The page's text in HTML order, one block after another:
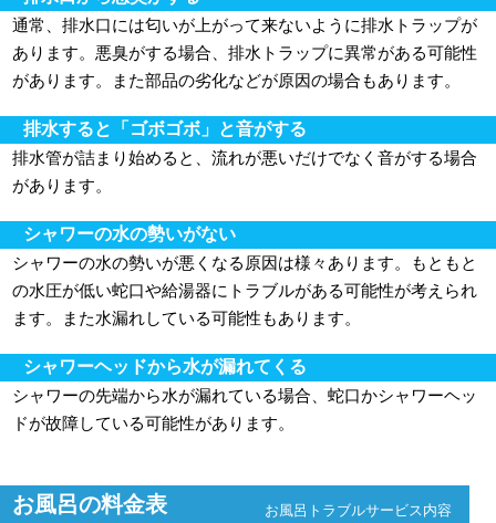
通常、排水口には匂いが上がって来ないように排水トラップが
あります。悪臭がする場合、排水トラップに異常がある可能性
があります。また部品の劣化などが原因の場合もあります。
排水すると「ゴボゴボ」と音がする
排水管が詰まり始めると、流れが悪いだけでなく音がする場合
があります。
シャワーの水の勢いがない
シャワーの水の勢いが悪くなる原因は様々あります。もともと
の水圧が低い蛇口や給湯器にトラブルがある可能性が考えられ
ます。また水漏れしている可能性もあります。
シャワーヘッドから水が漏れてくる
シャワーの先端から水が漏れている場合、蛇口かシャワーヘッ
ドが故障している可能性があります。
お風呂の料金表 お風呂トラブルサービス内容